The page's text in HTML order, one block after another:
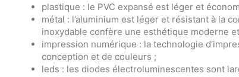
plastique : le PVC expansé est léger et
métal : l’aluminium est léger et résistant à la
inoxydable confère une esthétique moderne
impression numérique : la technologie
conception et de couleurs ;
leds : les diodes électroluminescentes sont